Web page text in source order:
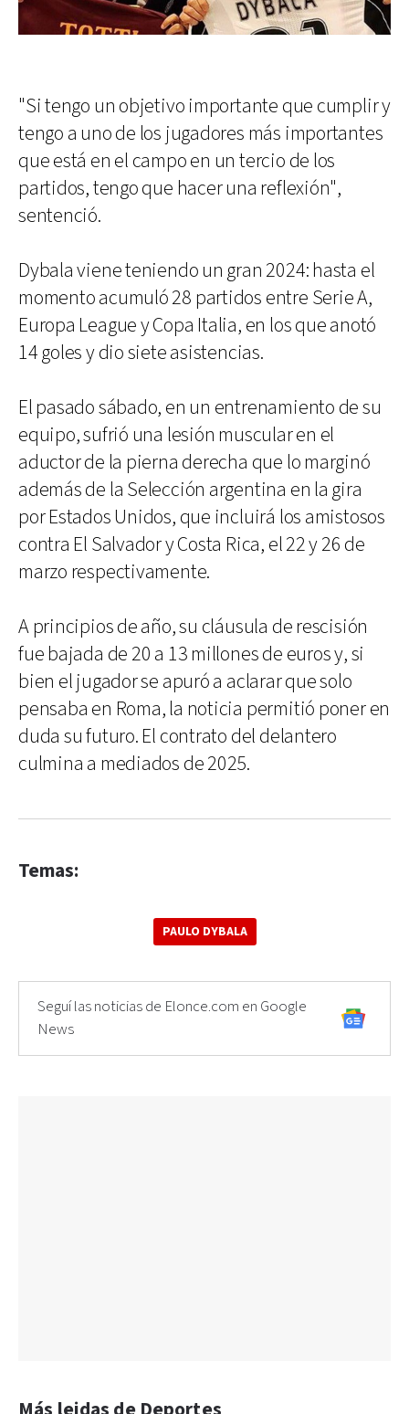
"Si tengo un objetivo importante que cumplir y
tengo a uno de los jugadores más importantes
que está en el campo en un tercio de los
partidos, tengo que hacer una reflexión",
sentenció.
Dybala viene teniendo un gran 2024: hasta el
momento acumuló 28 partidos entre Serie A,
Europa League y Copa Italia, en los que anotó
14 goles y dio siete asistencias.
El pasado sábado, en un entrenamiento de su
equipo, sufrió una lesión muscular en el
aductor de la pierna derecha que lo marginó
además de la Selección argentina en la gira
por Estados Unidos, que incluirá los amistosos
contra El Salvador y Costa Rica, el 22 y 26 de
marzo respectivamente.
A principios de año, su cláusula de rescisión
fue bajada de 20 a 13 millones de euros y, si
bien el jugador se apuró a aclarar que solo
pensaba en Roma, la noticia permitió poner en
duda su futuro. El contrato del delantero
culmina a mediados de 2025.
Temas:
PAULO DYBALA
Seguí las noticias de Elonce.com en Google
News